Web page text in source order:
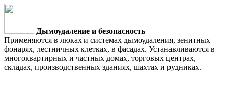
Дымоудаление и безопасность
Применяются в люках и системах дымоудаления, зенитных
фонарях, лестничных клетках, в фасадах. Устанавливаются в
многоквартирных и частных домах, торговых центрах,
складах, производственных зданиях, шахтах и рудниках.